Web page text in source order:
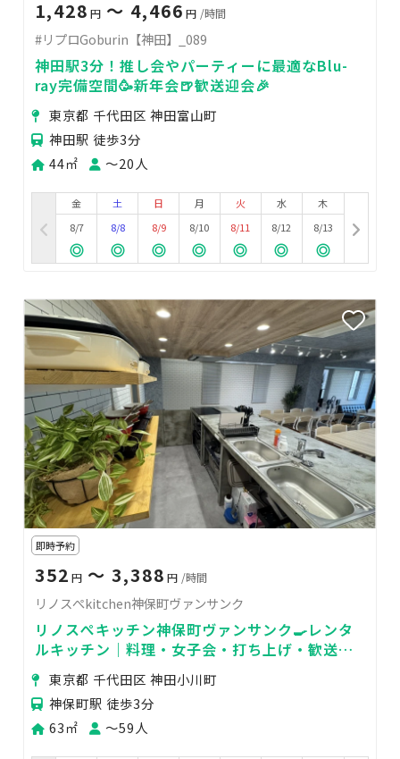
1,428 円 〜 4,466 円 /時間
#リプロGoburin【神田】_089
神田駅3分！推し会やパーティーに最適なBlu-
ray完備空間🥳新年会🍺歓送迎会🎉
東京都 千代田区 神田富山町
神田駅 徒歩3分
44㎡
〜20人
金
8/7
土
8/8
日
8/9
月
8/10
火
8/11
水
8/12
木
8/13
即時予約
352 円 〜 3,388 円 /時間
リノスぺkitchen神保町ヴァンサンク
リノスぺキッチン神保町ヴァンサンク🍳レンタ
ルキッチン｜料理・女子会・打ち上げ・歓送迎
会・パーティー・商品撮影物撮り
東京都 千代田区 神田小川町
神保町駅 徒歩3分
63㎡
〜59人